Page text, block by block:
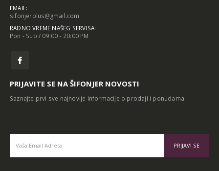
EMAIL:
sifonjerplus@gmail.com
RADNO VREME NAŠEG SERVISA:
Pon - Sub / 09:00 - 20:00 PM
PRIJAVITE SE NA ŠIFONJER NOVOSTI
Saznajte prvi sve najnovije informacije o prodaji i ponudama.